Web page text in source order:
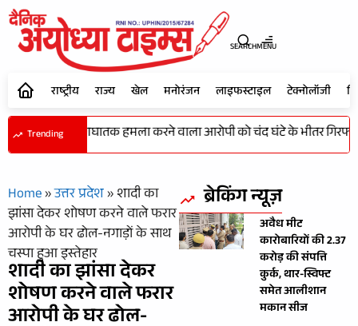
SEARCHMENU
राष्ट्रीय राज्य खेल मनोरंजन लाइफस्टाइल टेक्नोलॉजी
Trending
कर टांगी से प्राणघातक हमला करने वाला आरोपी को चंद घंटे के भीतर
Home»उत्तर प्रदेश»​शादी का
झांसा देकर शोषण करने वाले फरार
आरोपी के घर ढोल-नगाड़ों के साथ
चस्पा हुआ इस्तेहार
​शादी का झांसा देकर
शोषण करने वाले फरार
आरोपी के घर ढोल-
ब्रेकिंग न्यूज़
अवैध मीट
कारोबारियों की 2.37
करोड़ की संपत्ति
कुर्क, थार-स्विफ्ट
समेत आलीशान
मकान सीज